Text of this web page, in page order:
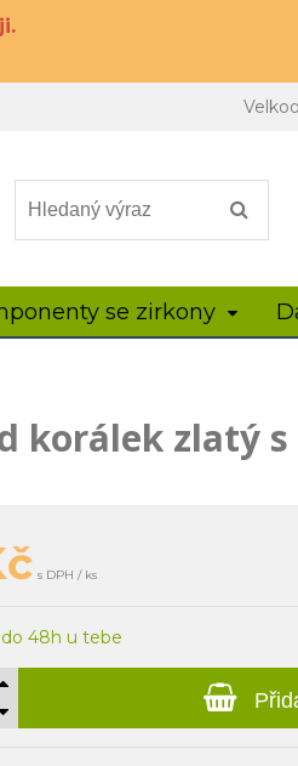
se zirkony
korálek zlatý
s DPH / ks
48h u tebe